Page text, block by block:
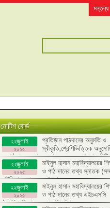
মন্তব্য
নোটিশ বোর্ড
২২জুলাই
২০২৫
প্রতিষ্ঠান পাঠদানের অনুমতি ও
স্বীকৃতি,শ্রেণিভিত্তিক
ও পাঠদান সংক্রান্ত তথ্য এবং ব্যবস্থাপনা
হালনাগাদ।
২২জুলাই
২০২৫
মাইনুল হাসান মহাবিদ্যালয়ের
ও পাঠ দানের তথ্য স্নাতক
রাষ্টৃবিজ্ঞান ২। ব্যবস্থাপনা
২২জুলাই
২০২৫
মাইনুল হাসান মহাবিদ্যালয়ের
ও পাঠ দানের তথ্য এইচএসসি
(মানবিক,বিজ্ঞান,ব্যবসায় শিক্ষা)।